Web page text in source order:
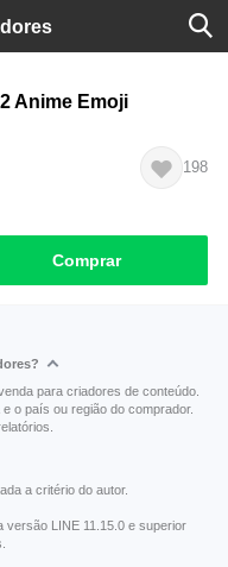
Anime Emoji
198
Comprar
para criadores de conteúdo.
o país ou região do comprador.
a critério do autor.
versão LINE 11.15.0 e superior